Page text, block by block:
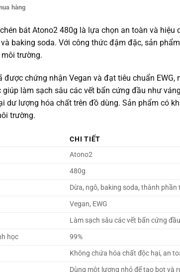
hàng
bát Atono2 480g là lựa chọn an toàn và
baking soda. Với công thức đậm đặc, sản
trường.
được chứng nhận Vegan và đạt tiêu chuẩn
làm sạch sâu các vết bẩn cứng đầu như
dư lượng hóa chất trên đồ dùng. Sản phẩm có
trường.
CHI TIẾT
Atono2
480g
Dừa, ngô, baking soda, thành phần
Vegan, EWG
Làm sạch sâu các vết bẩn cứng
học
99%
Không chứa hóa chất độc hại, an
Dùng một lượng nhỏ để tạo bọt và